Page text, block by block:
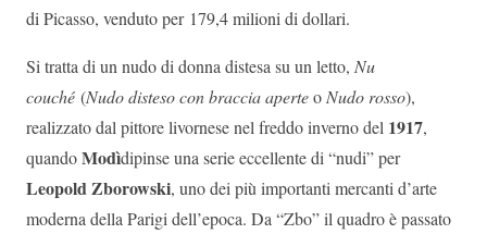
di Picasso, venduto per 179,4 milioni di dollari.
Si tratta di un nudo di donna distesa su un letto, Nu
couché (Nudo disteso con braccia aperteo Nudo rosso),
realizzato dal pittore livornese nel freddo inverno del 1917,
quandoModìdipinse una serie eccellente di “nudi” per
Leopold Zborowski, uno dei più importanti mercanti d’arte
moderna della Parigi dell’epoca. Da “Zbo” il quadro è passato